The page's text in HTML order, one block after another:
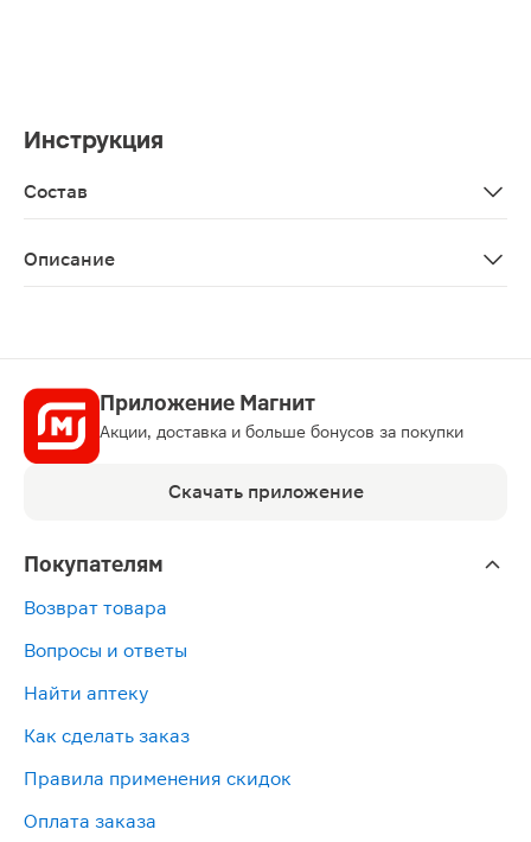
Инструкция
Состав
Описание
Приложение Магнит
Акции, доставка и больше бонусов за покупки
Скачать приложение
Покупателям
Возврат товара
Вопросы и ответы
Найти аптеку
Как сделать заказ
Правила применения скидок
Оплата заказа